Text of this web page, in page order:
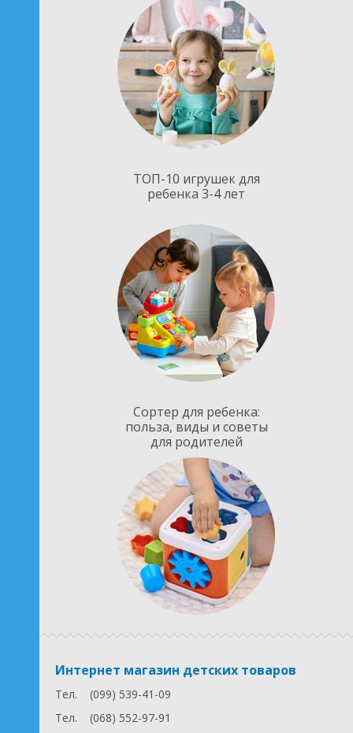
ТОП-10 игрушек для
ребенка 3-4 лет
Сортер для ребенка:
польза, виды и советы
для родителей
Интернет магазин детских товаров
Тел.
(099) 539-41-09
Тел.
(068) 552-97-91